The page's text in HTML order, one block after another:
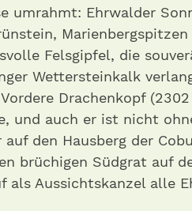
umrahmt: Ehrwalder
Felsgipfel, die
Wettersteinkalk
Drachenkopf
und auch er ist nicht
den Hausberg der
brüchigen Südgrat auf
als Aussichtskanzel alle